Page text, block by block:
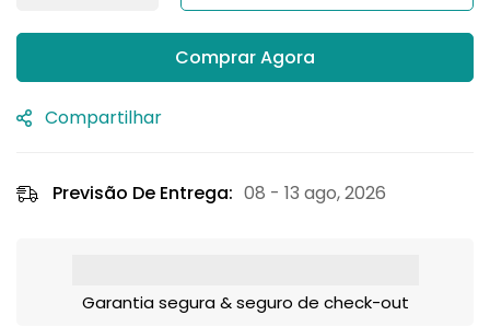
Comprar Agora
Compartilhar
Previsão De Entrega: 08 - 13 ago, 2026
Garantia segura & seguro de check-out